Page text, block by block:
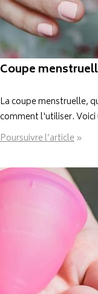
Coupe
La coupe menstruelle,
comment l'utiliser.
Poursuivre l’article»